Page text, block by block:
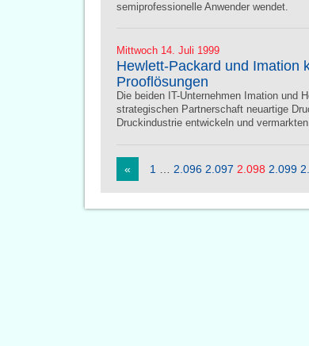
semiprofessionelle Anwender wendet.
Mittwoch 14. Juli 1999
Hewlett-Packard und Imation
Prooflösungen
Die beiden IT-Unternehmen Imation und
strategischen Partnerschaft neuartige
Druckindustrie entwickeln und
« 1 2.096 2.097 2.098 2.099